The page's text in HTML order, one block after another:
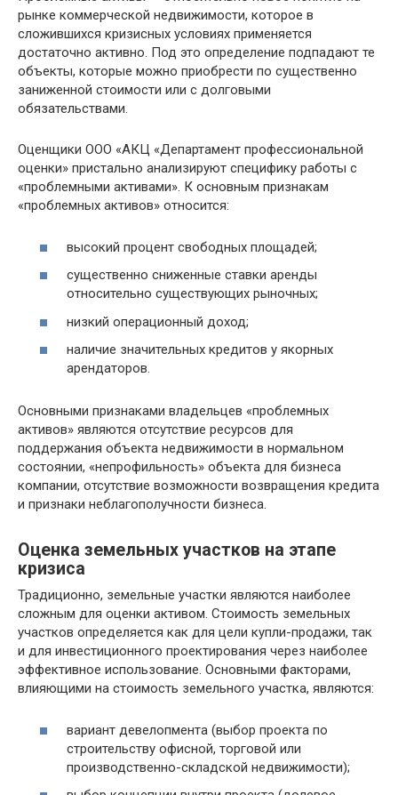
рынке коммерческой недвижимости, которое в
сложившихся кризисных условиях применяется
достаточно активно. Под это определение подпадают те
объекты, которые можно приобрести по существенно
заниженной стоимости или с долговыми
обязательствами.
Оценщики ООО «АКЦ «Департамент профессиональной
оценки» пристально анализируют специфику работы с
«проблемными активами». К основным признакам
«проблемных активов» относится:
высокий процент свободных площадей;
существенно сниженные ставки аренды
относительно существующих рыночных;
низкий операционный доход;
наличие значительных кредитов у якорных
арендаторов.
Основными признаками владельцев «проблемных
активов» являются отсутствие ресурсов для
поддержания объекта недвижимости в нормальном
состоянии, «непрофильность» объекта для бизнеса
компании, отсутствие возможности возвращения кредита
и признаки неблагополучности бизнеса.
Оценка земельных участков на этапе
кризиса
Традиционно, земельные участки являются наиболее
сложным для оценки активом. Стоимость земельных
участков определяется как для цели купли-продажи, так
и для инвестиционного проектирования через наиболее
эффективное использование. Основными факторами,
влияющими на стоимость земельного участка, являются:
вариант девелопмента (выбор проекта по
строительству офисной, торговой или
производственно-складской недвижимости);